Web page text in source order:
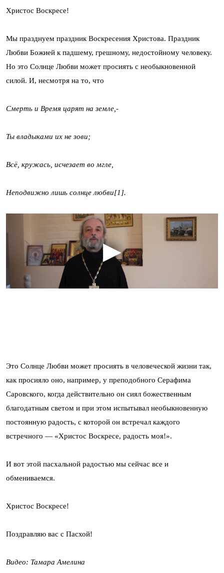
Христос Воскресе!
Мы празднуем праздник Воскресения Христова. Праздник
Любви Божией к падшему, грешному, недостойному человеку.
Но это Солнце Любви может просиять с необыкновенной
силой. И, несмотря на то, что
Смерть и Время царят на земле,-
Ты владыками их не зови;
Всё, кружась, исчезает во мгле,
Неподвижно лишь солнце любви[1].
Это Солнце Любви может просиять в человеческой жизни так,
как просияло оно, например, у преподобного Серафима
Саровского, когда действительно он сиял божественным
благодатным светом и при этом испытывал необыкновенную
постоянную радость, с которой он встречал каждого
встречного — «Христос Воскресе, радость моя!».
И вот этой пасхальной радостью мы сейчас все и
обмениваемся.
Христос Воскресе!
Поздравляю вас с Пасхой!
Видео: Тамара Амелина